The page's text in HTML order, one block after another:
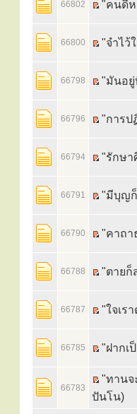
66802 "คนดีห
66800 "จำไว้
66798 "มันอยู่
66796 "การป
66794 "รักษา
66791 "มีบุญ
66790 "คาถา
66788 "ตายก็
66787 "ใจเร
66785 "ฝากเ
66783
"ทานจ
ปันโน)